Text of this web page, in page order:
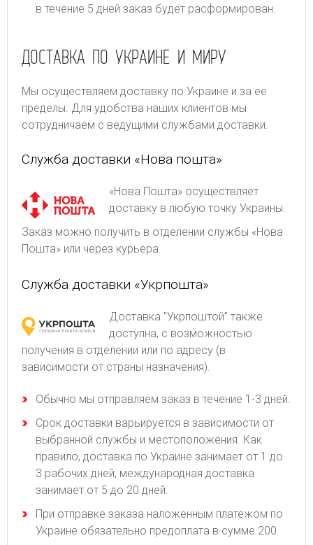
в течение 5 дней заказ будет расформирован.
ДОСТАВКА ПО УКРАИНЕ И МИРУ
Мы осуществляем доставку по Украине и за ее
пределы. Для удобства наших клиентов мы
сотрудничаем с ведущими службами доставки.
Служба доставки «Нова пошта»
«Нова Пошта» осуществляет
доставку в любую точку Украины.
Заказ можно получить в отделении службы «Нова
Пошта» или через курьера.
Служба доставки «Укрпошта»
Доставка "Укрпоштой" также
доступна, с возможностью
получения в отделении или по адресу (в
зависимости от страны назначения).
Обычно мы отправляем заказ в течение 1-3 дней.
Срок доставки варьируется в зависимости от
выбранной службы и местоположения. Как
правило, доставка по Украине занимает от 1 до
3 рабочих дней, международная доставка
занимает от 5 до 20 дней.
При отправке заказа наложенным платежом по
Украине обязательно предоплата в сумме 200